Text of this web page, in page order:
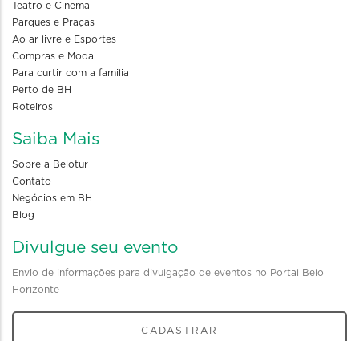
Teatro e Cinema
Parques e Praças
Ao ar livre e Esportes
Compras e Moda
Para curtir com a familia
Perto de BH
Roteiros
Saiba Mais
Sobre a Belotur
Contato
Negócios em BH
Blog
Divulgue seu evento
Envio de informações para divulgação de eventos no Portal Belo
Horizonte
CADASTRAR